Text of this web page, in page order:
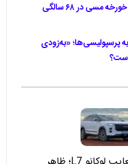
پدر لیونل مسی درگذشت؛ خورخه مسی در ۶۸ سالگی
پرسپولیسی‌ها؛ «به‌زودی
است؟